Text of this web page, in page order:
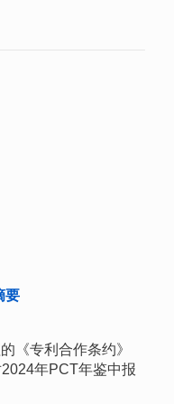
要
《专利合作条约》
年PCT年鉴中报